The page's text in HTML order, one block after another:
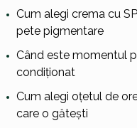
Cum alegi crema cu
pete pigmentare
Când este momentul
condiționat
Cum alegi oțetul de
care o gătești